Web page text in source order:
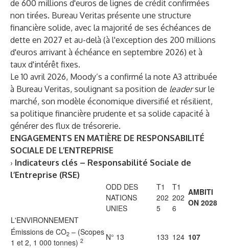
de 600 millions d'euros de lignes de crédit confirmées
non tirées. Bureau Veritas présente une structure
financière solide, avec la majorité de ses échéances de
dette en 2027 et au-delà (à l'exception des 200 millions
d'euros arrivant à échéance en septembre 2026) et à
taux d'intérêt fixes.
Le 10 avril 2026, Moody’s a confirmé la note A3 attribuée
à Bureau Veritas, soulignant sa position de leadersur le
marché, son modèle économique diversifié et résilient,
sa politique financière prudente et sa solide capacité à
générer des flux de trésorerie.
ENGAGEMENTS EN MATIÈRE DE RESPONSABILITÉ
SOCIALE DE L’ENTREPRISE
› Indicateurs clés – Responsabilité Sociale de
l’Entreprise (RSE)
ODD DES
NATIONS
UNIES
T1
202
5
T1
202
6
AMBITI
ON 2028
L'ENVIRONNEMENT
Émissions de CO2 – (Scopes
1 et 2, 1 000 tonnes) 2 N° 13 133 124 107